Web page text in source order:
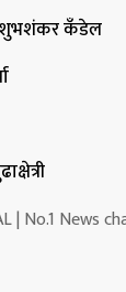
कँडेल
| No.1 News